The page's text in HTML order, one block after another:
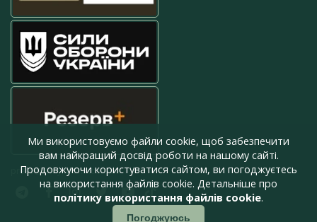
press@armyinform.com.ua
Ми використовуємо файли cookie, щоб забезпечити
вам найкращий досвід роботи на нашому сайті.
Продовжуючи користуватися сайтом, ви погоджуєтесь
на використання файлів cookie. Детальніше про
політику використання файлів cookie.
Погоджуюсь